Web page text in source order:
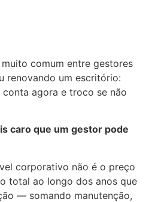
comum entre gestores
renovando um escritório:
agora e troco se não
caro que um gestor pode
corporativo não é o preço
total ao longo dos anos que
— somando manutenção,